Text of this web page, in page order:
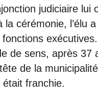
judiciaire lui
la cérémonie, l’élu
de sens, après 37
de la
était franchie.